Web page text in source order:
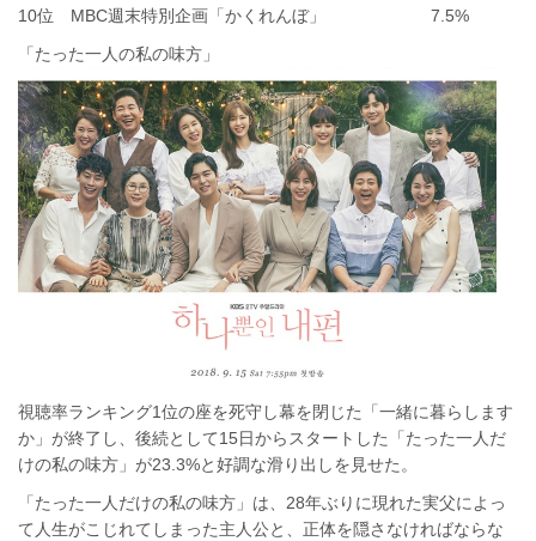
10位 MBC週末特別企画「かくれんぼ」 7.5%
「たった一人の私の味方」
視聴率ランキング1位の座を死守し幕を閉じた「一緒に暮らします
か」が終了し、後続として15日からスタートした「たった一人だ
けの私の味方」が23.3%と好調な滑り出しを見せた。
「たった一人だけの私の味方」は、28年ぶりに現れた実父によっ
て人生がこじれてしまった主人公と、正体を隠さなければならな